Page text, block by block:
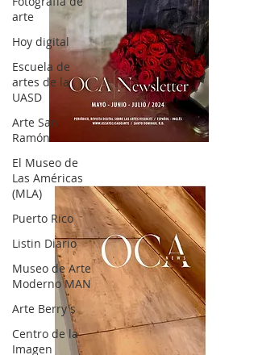
arte
Hoy digital
Escuela de
artes de la
UASD
Arte San
Ramón
El Museo de
Las Américas
(MLA)
Puerto Rico
Listin Diario
Museo de Arte
Moderno MAN
Arte Berry's
Centro de la
Imagen